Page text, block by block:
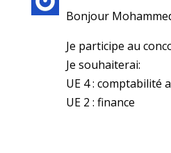
Bonjour
Je participe au
Je souhaiterai:
UE 4 : comptabilité
UE 2 : finance